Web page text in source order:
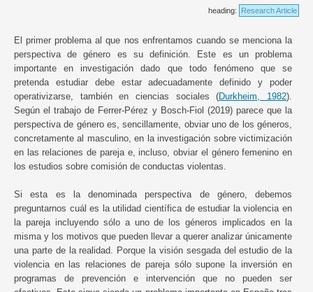
heading: Research Article
El primer problema al que nos enfrentamos cuando se menciona la
perspectiva de género es su definición. Este es un problema
importante en investigación dado que todo fenómeno que se
pretenda estudiar debe estar adecuadamente definido y poder
operativizarse, también en ciencias sociales (Durkheim, 1982).
Según el trabajo de Ferrer-Pérez y Bosch-Fiol (2019) parece que la
perspectiva de género es, sencillamente, obviar uno de los géneros,
concretamente al masculino, en la investigación sobre victimización
en las relaciones de pareja e, incluso, obviar el género femenino en
los estudios sobre comisión de conductas violentas.
Si esta es la denominada perspectiva de género, debemos
preguntarnos cuál es la utilidad científica de estudiar la violencia en
la pareja incluyendo sólo a uno de los géneros implicados en la
misma y los motivos que pueden llevar a querer analizar únicamente
una parte de la realidad. Porque la visión sesgada del estudio de la
violencia en las relaciones de pareja sólo supone la inversión en
programas de prevención e intervención que no pueden ser